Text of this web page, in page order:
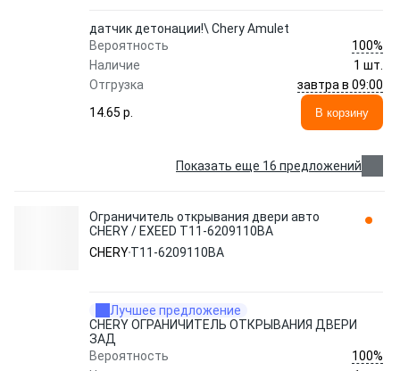
датчик детонации!\ Chery Amulet
Вероятность
100%
Наличие
1 шт.
Отгрузка
завтра в 09:00
14.65 p.
В корзину
Показать еще 16 предложений
Ограничитель открывания двери авто
CHERY / EXEED T11-6209110BA
CHERYT11-6209110BA
Лучшее предложение
CHERY ОГРАНИЧИТЕЛЬ ОТКРЫВАНИЯ ДВЕРИ
ЗАД
Вероятность
100%